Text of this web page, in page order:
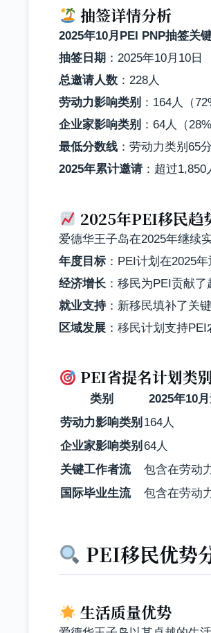
抽签详情分析
2025年10月PEI PNP抽签关
抽签日期 ：2025年10月10日
总邀请人数 ：228人
劳动力影响类别 ：164人（
企业家影响类别 ：64人（28%
最低分数线 ：劳动力类别65
2025年累计邀请：超过1,850
2025年PEI移民趋
爱德华王子岛在2025年继续
年度目标：PEI计划在2025
经济增长 ：移民为PEI贡献
就业支持：新移民填补了关
区域发展 ：移民计划支持
PEI省提名计划类
类别 2025年10
劳动力影响类别 164人
企业家影响类别 64人
关键工作者流
包含在劳动
国际毕业生流
包含在劳动
PEI移民优势
生活质量优势